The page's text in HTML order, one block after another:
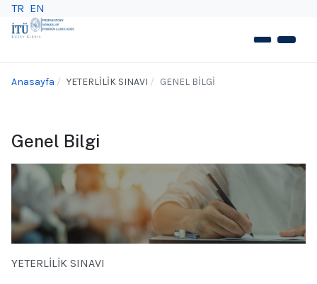
TR EN
Anasayfa YETERLİLİK SINAVI GENEL BİLGİ
Genel Bilgi
YETERLİLİK SINAVI